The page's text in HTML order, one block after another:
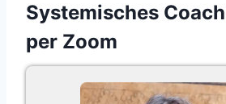
Systemisches
per Zoom